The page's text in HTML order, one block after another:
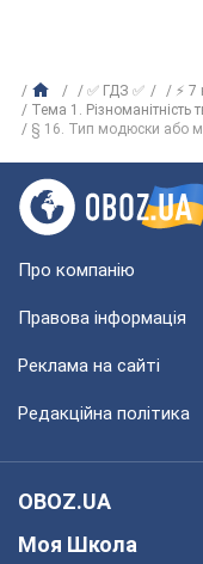
✅ ГДЗ ✅ ⚡ 7
Тема 1. Різноманітність
§ 16. Тип модюски або
Про компанію
Правова інформація
Реклама на сайті
Редакційна політика
OBOZ.UA
Моя Школа